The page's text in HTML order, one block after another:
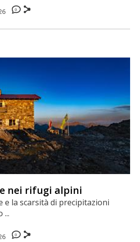
0
nei rifugi alpini
e la scarsità di precipitazioni
...
0